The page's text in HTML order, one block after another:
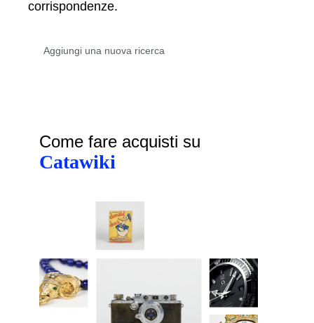
corrispondenze.
Come fare acquisti su
Catawiki